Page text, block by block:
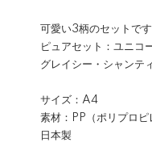
可愛い3柄のセットで
ピュアセット：ユニコ
グレイシー・シャンテ
サイズ：A4
素材：PP（ポリプロピ
日本製